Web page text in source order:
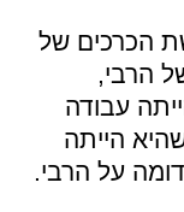
הכרכים של
הרבי,
עבודה
הייתה
על הרבי.